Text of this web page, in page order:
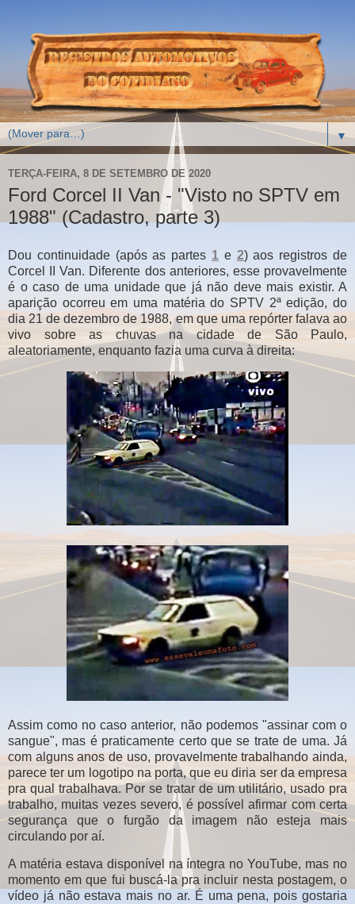
▼
TERÇA-FEIRA, 8 DE SETEMBRO DE 2020
Ford Corcel II Van - "Visto no SPTV em
1988" (Cadastro, parte 3)
Dou continuidade (após as partes 1 e 2) aos registros de
Corcel II Van. Diferente dos anteriores, esse provavelmente
é o caso de uma unidade que já não deve mais existir. A
aparição ocorreu em uma matéria do SPTV 2ª edição, do
dia 21 de dezembro de 1988, em que uma repórter falava ao
vivo sobre as chuvas na cidade de São Paulo,
aleatoriamente, enquanto fazia uma curva à direita:
Assim como no caso anterior, não podemos "assinar com o
sangue", mas é praticamente certo que se trate de uma. Já
com alguns anos de uso, provavelmente trabalhando ainda,
parece ter um logotipo na porta, que eu diria ser da empresa
pra qual trabalhava. Por se tratar de um utilitário, usado pra
trabalho, muitas vezes severo, é possível afirmar com certa
segurança que o furgão da imagem não esteja mais
circulando por aí.
A matéria estava disponível na íntegra no YouTube, mas no
momento em que fui buscá-la pra incluir nesta postagem, o
vídeo já não estava mais no ar. É uma pena, pois gostaria